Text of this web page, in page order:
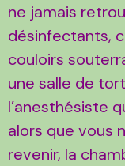
ne jamais
désinfectants,
couloirs
une salle de
l’anesthésiste
alors que vous
revenir, la